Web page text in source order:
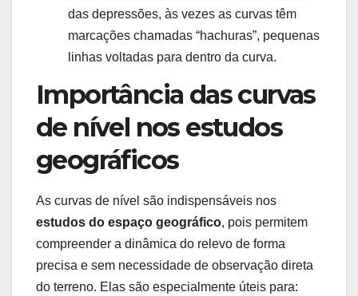
das depressões, às vezes as curvas têm
marcações chamadas “hachuras”, pequenas
linhas voltadas para dentro da curva.
Importância das curvas
de nível nos estudos
geográficos
As curvas de nível são indispensáveis nos
estudos do espaço geográfico, pois permitem
compreender a dinâmica do relevo de forma
precisa e sem necessidade de observação direta
do terreno. Elas são especialmente úteis para: